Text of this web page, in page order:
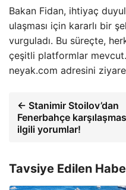
Bakan Fidan, ihtiyaç
ulaşması için kararlı bir
vurguladı. Bu süreçte,
çeşitli platformlar
neyak.com adresini
← Stanimir Stoilov’dan
Fenerbahçe
ilgili yorumlar!
Tavsiye Edilen